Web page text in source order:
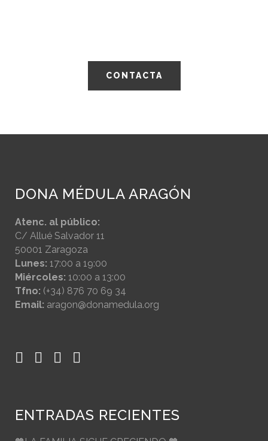
CONTACTA
DONA MÉDULA ARAGÓN
Atenc. al público:
C/ Allué Salvador 11
50001 Zaragoza
Lunes: 17:00 a 19:00
Miércoles: 10:00 a 13:00
Tfno: (+34) 876 70 69 34
Email: aragon@donamedula.org
ENTRADAS RECIENTES